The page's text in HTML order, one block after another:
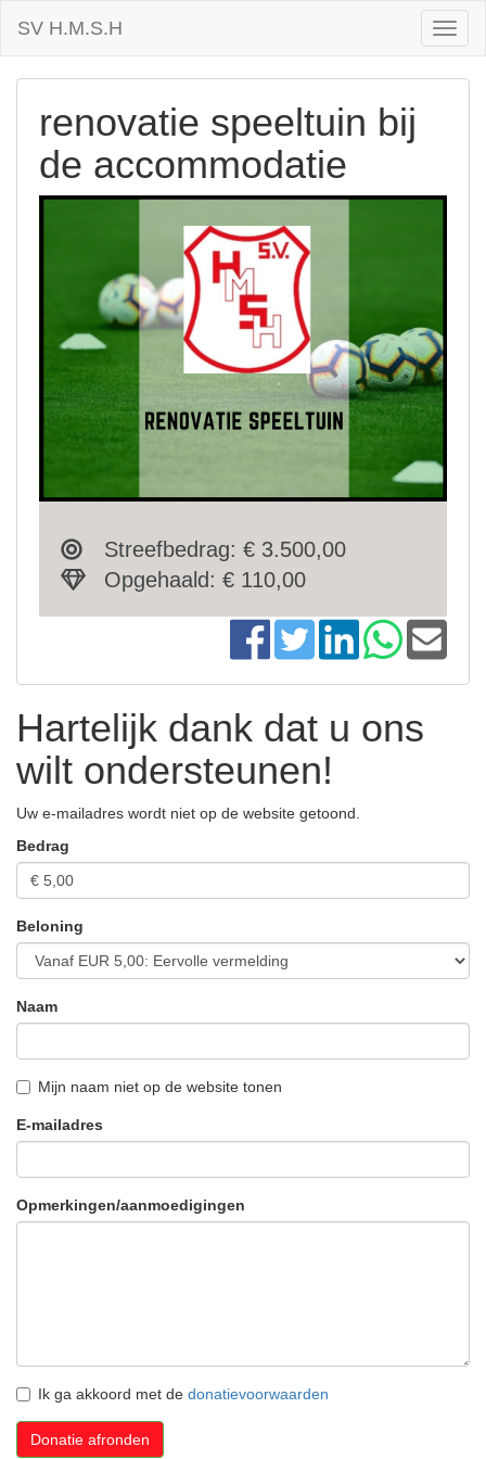
SV H.M.S.H
renovatie speeltuin bij
de accommodatie
Streefbedrag: € 3.500,00
Opgehaald: € 110,00
Hartelijk dank dat u ons
wilt ondersteunen!
Uw e-mailadres wordt niet op de website getoond.
Bedrag
Beloning
Naam
Mijn naam niet op de website tonen
E-mailadres
Opmerkingen/aanmoedigingen
Ik ga akkoord met de donatievoorwaarden
Donatie afronden